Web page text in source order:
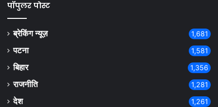
पॉपुलर पोस्ट
ब्रेकिंग न्यूज़ 1,681
पटना 1,581
बिहार 1,356
राजनीति 1,281
देश 1,261